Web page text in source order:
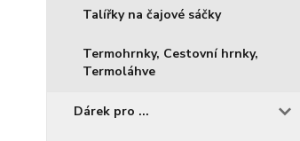
Talířky na čajové sáčky
Termohrnky, Cestovní hrnky,
Termoláhve
Dárek pro ...